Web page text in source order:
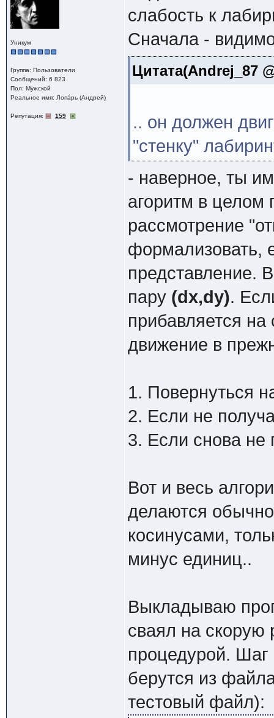
Уникум
Группа: Пользователи
Сообщений: 6 823
Пол: Мужской
Реальное имя: Лопáрь (Андрей)
Репутация: 159
слабость к
Сначала -
Цитата(Andrej_87
.. он должен
"стенку"
- наверное, ты
агоритм в целом
рассмотрение
формализовать,
представление.
пару (dx,dy).
прибавляется
движение в
1. Повернуться
2. Если не
3. Если снова не
Вот и весь
делаются
косинусами,
минус единиц..
Выкладываю
сваял на скорую
процедурой. Шаг
берутся из
тестовый файл):